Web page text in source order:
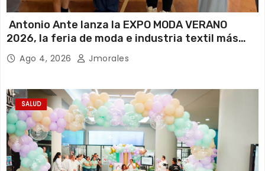
Antonio Ante lanza la EXPO MODA VERANO
2026, la feria de moda e industria textil más
importante del Ecuador
Ago 4, 2026 Jmorales
SALUD